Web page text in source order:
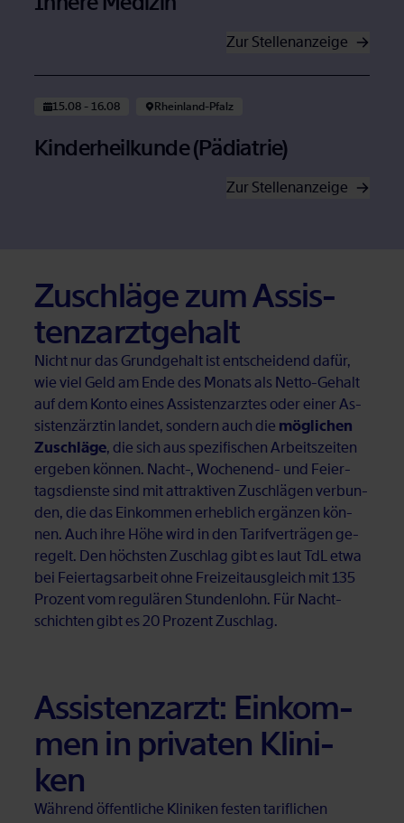
Zur Stel­len­an­zei­ge
Öffnet in neuem Tab
15.08 - 16.08 Rhein­land-Pfalz
Kin­der­heil­kun­de (Päd­ia­trie)
Zur Stel­len­an­zei­ge
Öffnet in neuem Tab
Zu­schlä­ge zum As­sis­
tenz­arzt­ge­halt
Nicht nur das Grund­ge­halt ist ent­schei­dend da­für,
wie viel Geld am Ende des Mo­nats als Net­to-Ge­halt
auf dem Kon­to ei­nes As­sis­tenz­arz­tes oder ei­ner As­
sis­tenz­ärz­tin lan­det, son­dern auch die möglichen
Zuschläge, die sich aus spe­zi­fi­schen Ar­beits­zei­ten
er­ge­ben kön­nen. Nacht-, Wo­chen­end- und Fei­er­
tags­diens­te sind mit at­trak­ti­ven Zu­schlä­gen ver­bun­
den, die das Ein­kom­men er­heb­lich er­gän­zen kön­
nen. Auch ihre Höhe wird in den Ta­rif­ver­trä­gen ge­
re­gelt. Den höchs­ten Zu­schlag gibt es laut TdL etwa
bei Fei­er­tags­ar­beit ohne Frei­zeit­aus­gleich mit 135
Pro­zent vom re­gu­lä­ren Stun­den­lohn. Für Nacht­
schich­ten gibt es 20 Pro­zent Zu­schlag.
As­sis­tenz­arzt: Ein­kom­
men in pri­va­ten Kli­ni­
ken
Wäh­rend öf­fent­li­che Kli­ni­ken fes­ten ta­rif­li­chen